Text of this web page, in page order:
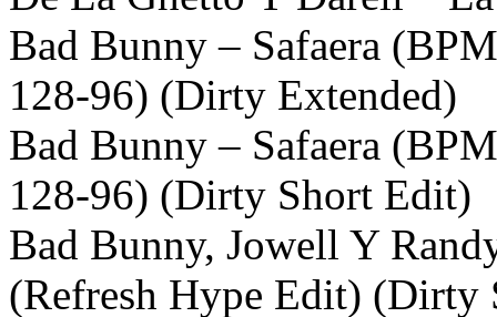
Bad Bunny – Safaera
128-96) (Dirty Extended)
Bad Bunny – Safaera
128-96) (Dirty Short Edit)
Bad Bunny, Jowell Y
(Refresh Hype Edit) (Dirty